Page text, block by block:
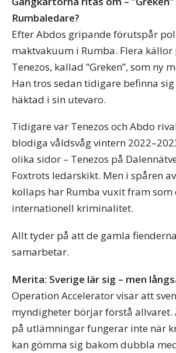
Rumbaledare?
Efter Abdos gripande förutspår
maktvakuum i Rumba. Flera
Tenezos, kallad ”Greken”, som ny
Han tros sedan tidigare befinna
häktad i sin utevaro.
Tidigare var Tenezos och Abdo
blodiga våldsvåg vintern
olika sidor – Tenezos på
Foxtrots ledarskikt. Men i spåren
kollaps har Rumba vuxit fram som
internationell kriminalitet.
Allt tyder på att de gamla
samarbetar.
Merita: Sverige lär sig – men
Operation Accelerator visar att
myndigheter börjar förstå allvaret.
på utlämningar fungerar inte när
kan gömma sig bakom dubbla